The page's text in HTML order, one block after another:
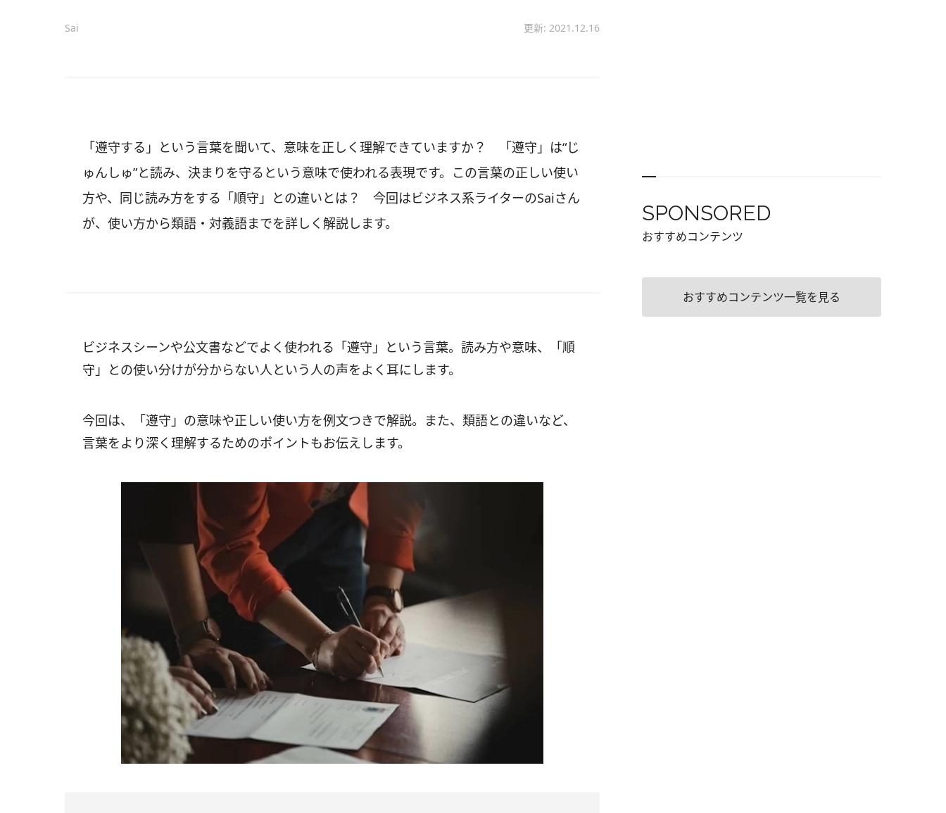
Sai 更新: 2021.12.16
「遵守する」という言葉を聞いて、意味を正しく理解できていますか？ 「遵守」は“じ
ゅんしゅ”と読み、決まりを守るという意味で使われる表現です。この言葉の正しい使い
方や、同じ読み方をする「順守」との違いとは？ 今回はビジネス系ライターのSaiさん
が、使い方から類語・対義語までを詳しく解説します。
ビジネスシーンや公文書などでよく使われる「遵守」という言葉。読み方や意味、「順
守」との使い分けが分からない人という人の声をよく耳にします。
今回は、「遵守」の意味や正しい使い方を例文つきで解説。また、類語との違いなど、
言葉をより深く理解するためのポイントもお伝えします。
SPONSORED
おすすめコンテンツ
おすすめコンテンツ一覧を見る